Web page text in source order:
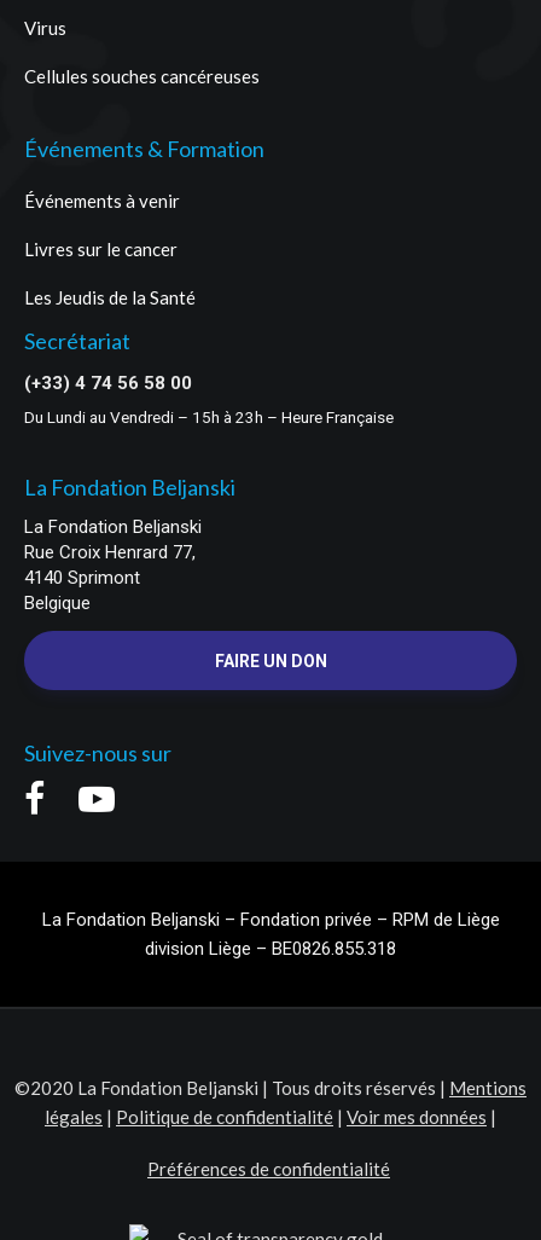
Virus
Cellules souches cancéreuses
Événements & Formation
Événements à venir
Livres sur le cancer
Les Jeudis de la Santé
Secrétariat
(+33) 4 74 56 58 00
Du Lundi au Vendredi – 15h à 23h – Heure Française
La Fondation Beljanski
La Fondation Beljanski
Rue Croix Henrard 77,
4140 Sprimont
Belgique
FAIRE UN DON
Suivez-nous sur
La Fondation Beljanski – Fondation privée – RPM de Liège
division Liège – BE0826.855.318
©2020 La Fondation Beljanski | Tous droits réservés | Mentions
légales | Politique de confidentialité | Voir mes données |
Préférences de confidentialité